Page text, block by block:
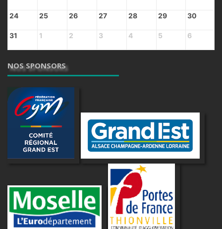
24 25 26 27 28 29 30
31 1 2 3 4 5 6
NOS SPONSORS